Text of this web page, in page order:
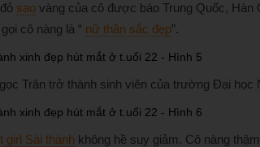
sao vàng của cô được báo Trung Quốc, Hàn
cô nàng là “ nữ thần sắc đẹp”.
Trân trở thành sinh viên của trường Đại học
girl Sài thành không hề suy giảm. Cô nàng